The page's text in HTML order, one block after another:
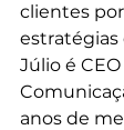
clientes
Júlio é
anos de